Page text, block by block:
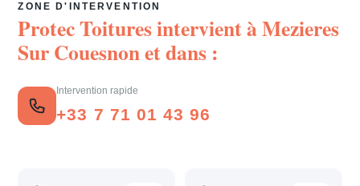
ZONE D'INTERVENTION
Protec Toitures intervient àMezieres
Sur Couesnonet dans :
Intervention rapide
+33 7 71 01 43 96